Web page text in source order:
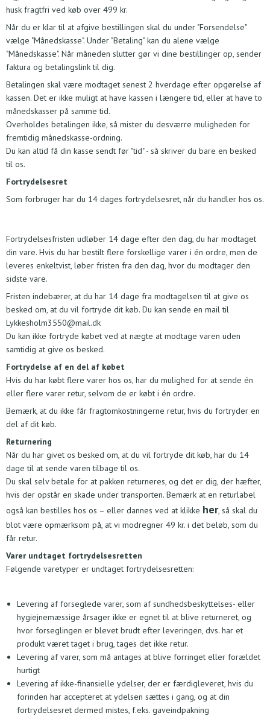
husk fragtfri ved køb over 499 kr.
Når du er klar til at afgive bestillingen skal du under "Forsendelse"
vælge "Månedskasse". Under "Betaling" kan du alene vælge
"Månedskasse". Når måneden slutter gør vi dine bestillinger op, sender
faktura og betalingslink til dig.
Betalingen skal være modtaget senest 2 hverdage efter opgørelse af
kassen. Det er ikke muligt at have kassen i længere tid, eller at have to
månedskasser på samme tid.
Overholdes betalingen ikke, så mister du desværre muligheden for
fremtidig månedskasse-ordning.
Du kan altid få din kasse sendt før "tid" - så skriver du bare en besked
til os.
Fortrydelsesret
Som forbruger har du 14 dages fortrydelsesret, når du handler hos os.
Fortrydelsesfristen udløber 14 dage efter den dag, du har modtaget
din vare. Hvis du har bestilt flere forskellige varer i én ordre, men de
leveres enkeltvist, løber fristen fra den dag, hvor du modtager den
sidste vare.
Fristen indebærer, at du har 14 dage fra modtagelsen til at give os
besked om, at du vil fortryde dit køb. Du kan sende en mail til
Lykkesholm3550@mail.dk
Du kan ikke fortryde købet ved at nægte at modtage varen uden
samtidig at give os besked.
Fortrydelse af en del af købet
Hvis du har købt flere varer hos os, har du mulighed for at sende én
eller flere varer retur, selvom de er købt i én ordre.
Bemærk, at du ikke får fragtomkostningerne retur, hvis du fortryder en
del af dit køb.
Returnering
Når du har givet os besked om, at du vil fortryde dit køb, har du 14
dage til at sende varen tilbage til os.
Du skal selv betale for at pakken returneres, og det er dig, der hæfter,
hvis der opstår en skade under transporten. Bemærk at en returlabel
også kan bestilles hos os – eller dannes ved at klikke her, så skal du
blot være opmærksom på, at vi modregner 49 kr. i det beløb, som du
får retur.
Varer undtaget fortrydelsesretten
Følgende varetyper er undtaget fortrydelsesretten:
Levering af forseglede varer, som af sundhedsbeskyttelses- eller
hygiejnemæssige årsager ikke er egnet til at blive returneret, og
hvor forseglingen er blevet brudt efter leveringen, dvs. har et
produkt været taget i brug, tages det ikke retur.
Levering af varer, som må antages at blive forringet eller forældet
hurtigt
Levering af ikke-finansielle ydelser, der er færdigleveret, hvis du
forinden har accepteret at ydelsen sættes i gang, og at din
fortrydelsesret dermed mistes, f.eks. gaveindpakning